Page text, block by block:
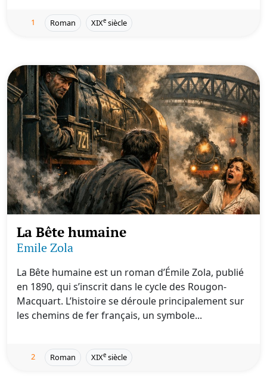
1 Roman XIXe siècle
La Bête humaine
Emile Zola
La Bête humaine est un roman d’Émile Zola, publié
en 1890, qui s’inscrit dans le cycle des Rougon-
Macquart. L’histoire se déroule principalement sur
les chemins de fer français, un symbole...
2 Roman XIXe siècle